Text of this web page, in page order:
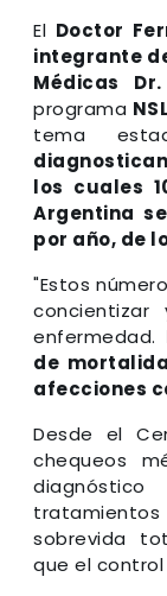
El Doctor
integrante
Médicas
programa
tema
los cuales
Argentina
por año, de
"Estos
enfermedad.
de
afecciones
Desde el
chequeos
sobrevida
que el control